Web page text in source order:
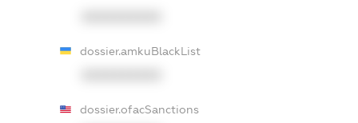
dossier.amkuBlackList
dossier.ofacSanctions